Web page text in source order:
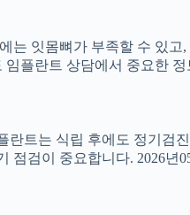
는 잇몸뼈가 부족할 수 있
임플란트 상담에서 중요한
란트는 식립 후에도 정기
점검이 중요합니다. 2026